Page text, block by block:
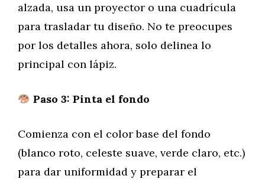
alzada, usa un proyector o una cuadrícula
para trasladar tu diseño. No te preocupes
por los detalles ahora, solo delinea lo
principal con lápiz.
Paso 3: Pinta el fondo
Comienza con el color base del fondo
(blanco roto, celeste suave, verde claro, etc.)
para dar uniformidad y preparar el